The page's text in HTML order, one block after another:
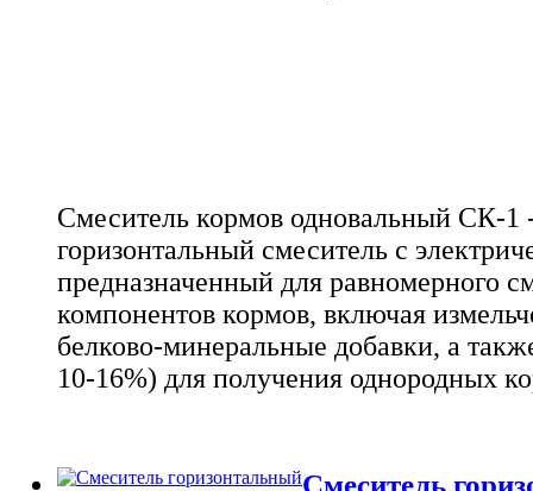
Смеситель кормов одновальный СК-1
горизонтальный смеситель с
предназначенный для равномерного
компонентов кормов, включая
белково-минеральные добавки, а
10-16%) для получения однородных